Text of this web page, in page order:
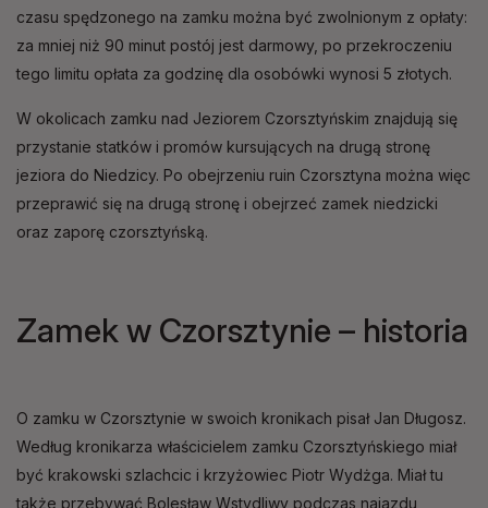
czasu spędzonego na zamku można być zwolnionym z opłaty:
za mniej niż 90 minut postój jest darmowy, po przekroczeniu
tego limitu opłata za godzinę dla osobówki wynosi 5 złotych.
W okolicach zamku nad Jeziorem Czorsztyńskim znajdują się
przystanie statków i promów kursujących na drugą stronę
jeziora do Niedzicy. Po obejrzeniu ruin Czorsztyna można więc
przeprawić się na drugą stronę i obejrzeć zamek niedzicki
oraz zaporę czorsztyńską.
Zamek w Czorsztynie – historia
O zamku w Czorsztynie w swoich kronikach pisał Jan Długosz.
Według kronikarza właścicielem zamku Czorsztyńskiego miał
być krakowski szlachcic i krzyżowiec Piotr Wydżga. Miał tu
także przebywać Bolesław Wstydliwy podczas najazdu